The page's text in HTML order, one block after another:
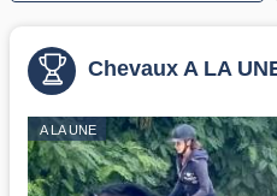
Chevaux A LA
A LA UNE